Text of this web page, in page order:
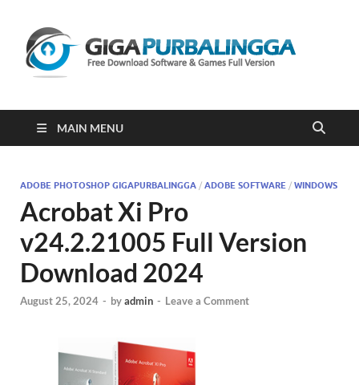
2023
MAIN MENU
ADOBE PHOTOSHOP GIGAPURBALINGGA / ADOBE SOFTWARE / WINDOWS
Acrobat Xi Pro
v24.2.21005 Full Version
Download 2024
August 25, 2024 - byadmin - Leave a Comment